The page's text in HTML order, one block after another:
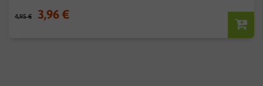
4,95 € 3,96 €